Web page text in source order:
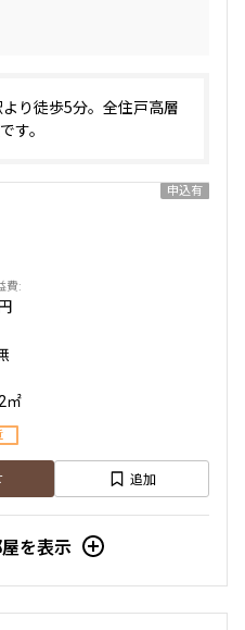
り徒歩5分。全住戸高層
す。
申込有
㎡
追加
を表示